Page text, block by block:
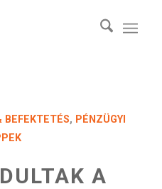
BEFEKTETÉS, PÉNZÜGYI
A